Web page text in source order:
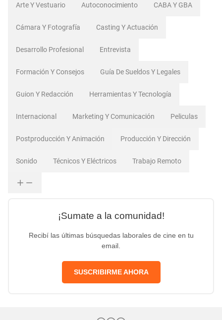
Arte Y Vestuario Autoconocimiento CABA Y GBA
Cámara Y Fotografía Casting Y Actuación
Desarrollo Profesional Entrevista
Formación Y Consejos Guía De Sueldos Y Legales
Guion Y Redacción Herramientas Y Tecnología
Internacional Marketing Y Comunicación Peliculas
Postproducción Y Animación Producción Y Dirección
Sonido Técnicos Y Eléctricos Trabajo Remoto
¡Sumate a la comunidad!
Recibí las últimas búsquedas laborales de cine en tu
email.
SUSCRIBIRME AHORA